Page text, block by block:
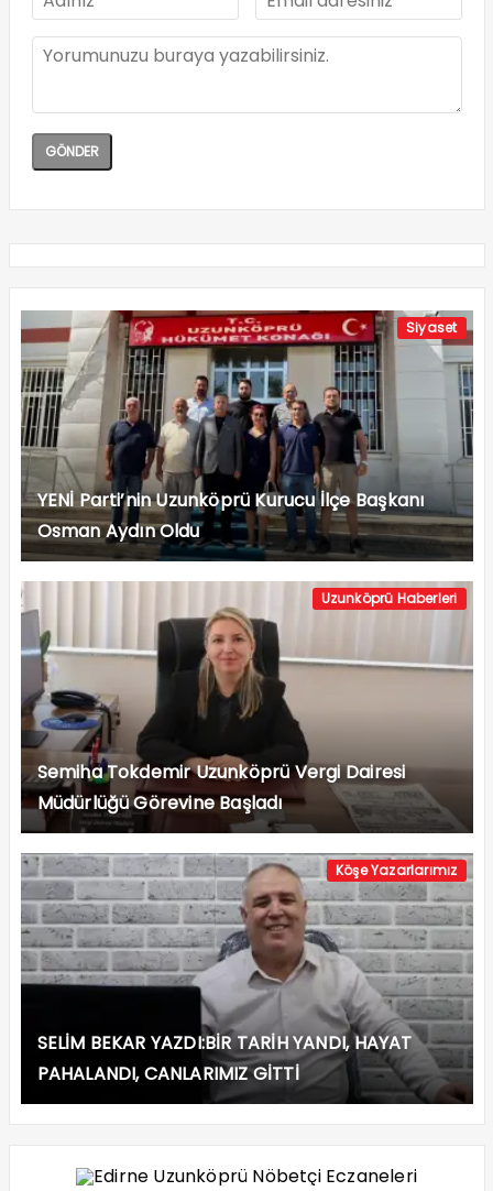
Siyaset
YENİ Parti’nin Uzunköprü Kurucu İlçe Başkanı
Osman Aydın Oldu
Uzunköprü Haberleri
Semiha Tokdemir Uzunköprü Vergi Dairesi
Müdürlüğü Görevine Başladı
Köşe Yazarlarımız
SELİM BEKAR YAZDI:BİR TARİH YANDI, HAYAT
PAHALANDI, CANLARIMIZ GİTTİ